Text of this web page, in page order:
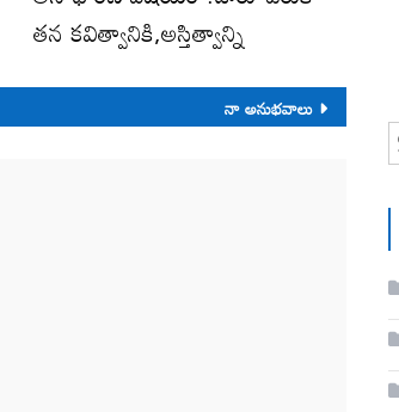
తన కవిత్వానికి,అస్తిత్వాన్ని
నా అనుభ‌వాలు